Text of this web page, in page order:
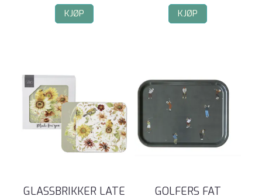
KJØP KJØP
GLASSBRIKKER LATE
GOLFERS FAT